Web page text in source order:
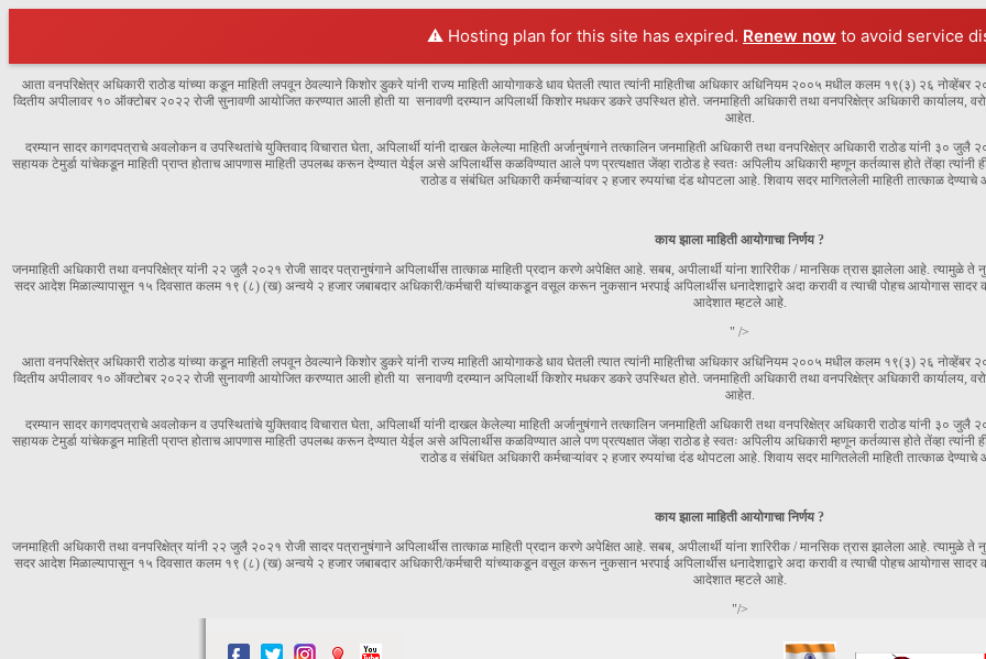
⚠️ Hosting plan for this site has expired. Renew now to avoid service
आता वनपरिक्षेत्र अधिकारी राठोड यांच्या कडून माहिती लपवून ठेवल्याने किशोर डुकरे यांनी राज्य माहिती आयोगाकडे धाव घेतली त्यात त्यांनी माहितीचा अधिकार अधिनियम २००५ मधील कलम १९(३) २६
व्दितीय अपीलावर १० ऑक्टोबर २०२२ रोजी सुनावणी आयोजित करण्यात आली होती या सनावणी दरम्यान अपिलार्थी किशोर मधकर डकरे उपस्थित होते. जनमाहिती अधिकारी तथा वनपरिक्षेत्र अधिकारी कार्यालय,
आहेत.
दरम्यान सादर कागदपत्राचे अवलोकन व उपस्थितांचे युक्तिवाद विचारात घेता, अपिलार्थी यांनी दाखल केलेल्या माहिती अर्जानुषंगाने तत्कालिन जनमाहिती अधिकारी तथा वनपरिक्षेत्र अधिकारी राठोड यांनी ३०
सहायक टेमुर्डा यांचेकडून माहिती प्राप्त होताच आपणास माहिती उपलब्ध करून देण्यात येईल असे अपिलार्थीस कळविण्यात आले पण प्रत्यक्षात जेंव्हा राठोड हे स्वतः अपिलीय अधिकारी म्हणून कर्तव्यास होते तेंव्हा
राठोड व संबंधित अधिकारी कर्मचाऱ्यांवर २ हजार रुपयांचा दंड थोपटला आहे. शिवाय सदर मागितलेली माहिती तात्काळ
काय झाला माहिती आयोगाचा निर्णय ?
जनमाहिती अधिकारी तथा वनपरिक्षेत्र यांनी २२ जुलै २०२१ रोजी सादर पत्रानुषंगाने अपिलार्थीस तात्काळ माहिती प्रदान करणे अपेक्षित आहे. सबब, अपीलार्थी यांना शारिरीक / मानसिक त्रास झालेला आहे. त्यामुळे ते
सदर आदेश मिळाल्यापासून १५ दिवसात कलम १९ (८) (ख) अन्वये २ हजार जबाबदार अधिकारी/कर्मचारी यांच्याकडून वसूल करून नुकसान भरपाई अपिलार्थीस धनादेशाद्वारे अदा करावी व त्याची पोहच आयोगास
आदेशात म्हटले आहे.
" />
आता वनपरिक्षेत्र अधिकारी राठोड यांच्या कडून माहिती लपवून ठेवल्याने किशोर डुकरे यांनी राज्य माहिती आयोगाकडे धाव घेतली त्यात त्यांनी माहितीचा अधिकार अधिनियम २००५ मधील कलम १९(३) २६
व्दितीय अपीलावर १० ऑक्टोबर २०२२ रोजी सुनावणी आयोजित करण्यात आली होती या सनावणी दरम्यान अपिलार्थी किशोर मधकर डकरे उपस्थित होते. जनमाहिती अधिकारी तथा वनपरिक्षेत्र अधिकारी कार्यालय,
आहेत.
दरम्यान सादर कागदपत्राचे अवलोकन व उपस्थितांचे युक्तिवाद विचारात घेता, अपिलार्थी यांनी दाखल केलेल्या माहिती अर्जानुषंगाने तत्कालिन जनमाहिती अधिकारी तथा वनपरिक्षेत्र अधिकारी राठोड यांनी ३०
सहायक टेमुर्डा यांचेकडून माहिती प्राप्त होताच आपणास माहिती उपलब्ध करून देण्यात येईल असे अपिलार्थीस कळविण्यात आले पण प्रत्यक्षात जेंव्हा राठोड हे स्वतः अपिलीय अधिकारी म्हणून कर्तव्यास होते तेंव्हा
राठोड व संबंधित अधिकारी कर्मचाऱ्यांवर २ हजार रुपयांचा दंड थोपटला आहे. शिवाय सदर मागितलेली माहिती तात्काळ
काय झाला माहिती आयोगाचा निर्णय ?
जनमाहिती अधिकारी तथा वनपरिक्षेत्र यांनी २२ जुलै २०२१ रोजी सादर पत्रानुषंगाने अपिलार्थीस तात्काळ माहिती प्रदान करणे अपेक्षित आहे. सबब, अपीलार्थी यांना शारिरीक / मानसिक त्रास झालेला आहे. त्यामुळे ते
सदर आदेश मिळाल्यापासून १५ दिवसात कलम १९ (८) (ख) अन्वये २ हजार जबाबदार अधिकारी/कर्मचारी यांच्याकडून वसूल करून नुकसान भरपाई अपिलार्थीस धनादेशाद्वारे अदा करावी व त्याची पोहच आयोगास
आदेशात म्हटले आहे.
"/>